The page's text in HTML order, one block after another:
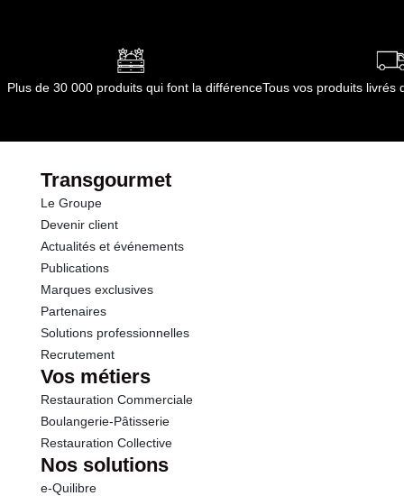
Plus de 30 000 produits qui font la différenceTous vos produits livrés
Transgourmet
Le Groupe
Devenir client
Actualités et événements
Publications
Marques exclusives
Partenaires
Solutions professionnelles
Recrutement
Vos métiers
Restauration Commerciale
Boulangerie-Pâtisserie
Restauration Collective
Nos solutions
e-Quilibre